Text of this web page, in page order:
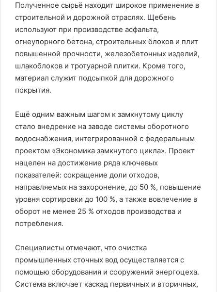
Полученное сырьё находит широкое применение в
строительной и дорожной отраслях. Щебень
используют при производстве асфальта,
огнеупорного бетона, строительных блоков и плит
повышенной прочности, железобетонных изделий,
шлакоблоков и тротуарной плитки. Кроме того,
материал служит подсыпкой для дорожного
покрытия.
Ещё одним важным шагом к замкнутому циклу
стало внедрение на заводе системы оборотного
водоснабжения, интегрированной с федеральным
проектом «Экономика замкнутого цикла». Проект
нацелен на достижение ряда ключевых
показателей: сокращение доли отходов,
направляемых на захоронение, до 50 %, повышение
уровня сортировки до 100 %, а также вовлечение в
оборот не менее 25 % отходов производства и
потребления.
Специалисты отмечают, что очистка
промышленных сточных вод осуществляется с
помощью оборудования и сооружений энергоцеха.
Система включает каскад первичных и вторичных,